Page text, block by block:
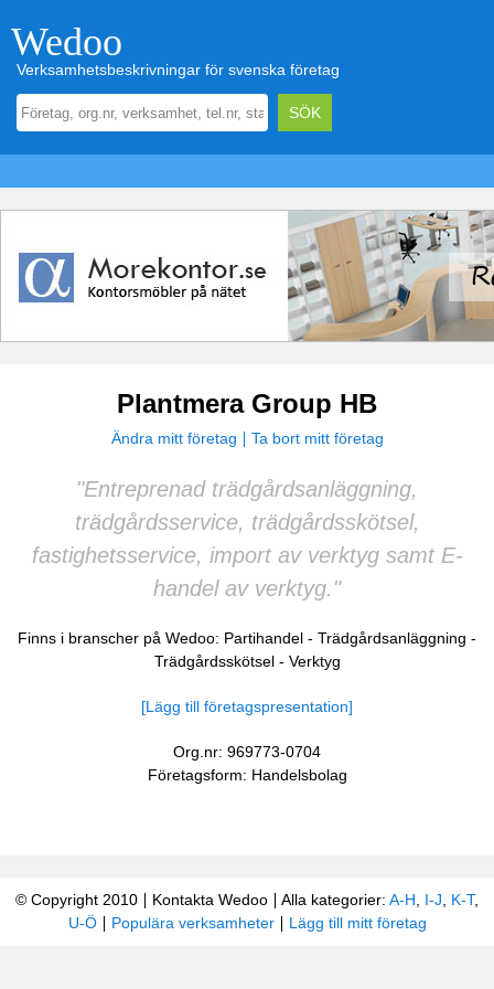
Wedoo
Verksamhetsbeskrivningar för svenska företag
Plantmera Group HB
Ändra mitt företag Ta bort mitt företag
"Entreprenad trädgårdsanläggning,
trädgårdsservice, trädgårdsskötsel,
fastighetsservice, import av verktyg samt E-
handel av verktyg."
Finns i branscher på Wedoo: Partihandel - Trädgårdsanläggning -
Trädgårdsskötsel- Verktyg
[Lägg till företagspresentation]
Org.nr: 969773-0704
Företagsform: Handelsbolag
© Copyright 2010 Kontakta Wedoo Alla kategorier: A-H I-J K-T,
U-Ö
Populära verksamheter Lägg till mitt företag